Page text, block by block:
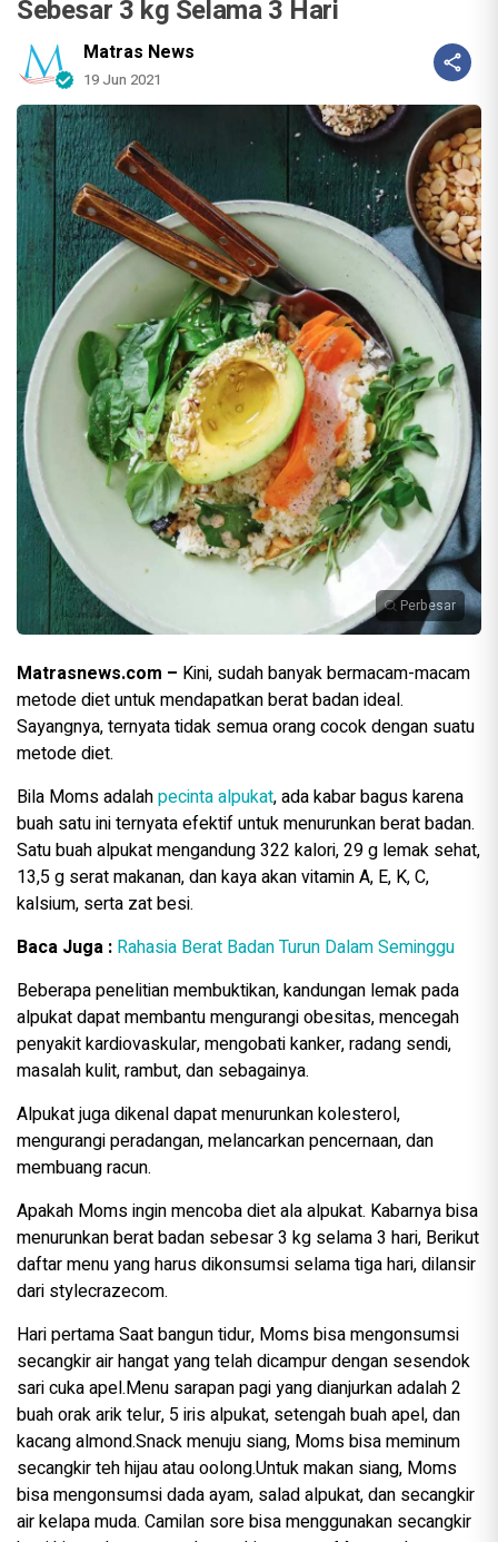
Sebesar 3 kg Selama 3 Hari
Matras News
19 Jun 2021
Perbesar
Matrasnews.com – Kini, sudah banyak bermacam-macam
metode diet untuk mendapatkan berat badan ideal.
Sayangnya, ternyata tidak semua orang cocok dengan suatu
metode diet.
Bila Moms adalahpecinta alpukat, ada kabar bagus karena
buah satu ini ternyata efektif untuk menurunkan berat badan.
Satu buah alpukat mengandung 322 kalori, 29 g lemak sehat,
13,5 g serat makanan, dan kaya akan vitamin A, E, K, C,
kalsium, serta zat besi.
Baca Juga : Rahasia Berat Badan Turun Dalam Seminggu
Beberapa penelitian membuktikan, kandungan lemak pada
alpukat dapat membantu mengurangi obesitas, mencegah
penyakit kardiovaskular, mengobati kanker, radang sendi,
masalah kulit, rambut, dan sebagainya.
Alpukat juga dikenal dapat menurunkan kolesterol,
mengurangi peradangan, melancarkan pencernaan, dan
membuang racun.
Apakah Moms ingin mencoba diet ala alpukat. Kabarnya bisa
menurunkan berat badan sebesar 3 kg selama 3 hari, Berikut
daftar menu yang harus dikonsumsi selama tiga hari, dilansir
dari stylecrazecom.
Hari pertama Saat bangun tidur, Moms bisa mengonsumsi
secangkir air hangat yang telah dicampur dengan sesendok
sari cuka apel.Menu sarapan pagi yang dianjurkan adalah 2
buah orak arik telur, 5 iris alpukat, setengah buah apel, dan
kacang almond.Snack menuju siang, Moms bisa meminum
secangkir teh hijau atau oolong.Untuk makan siang, Moms
bisa mengonsumsi dada ayam, salad alpukat, dan secangkir
air kelapa muda. Camilan sore bisa menggunakan secangkir